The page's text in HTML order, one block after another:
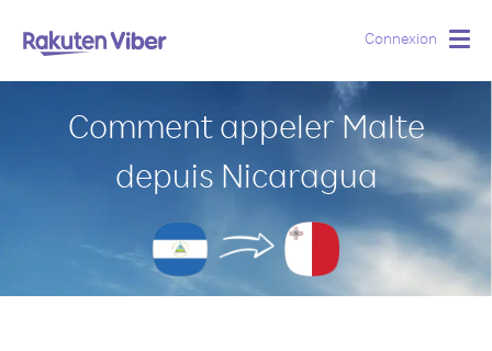
Connexion
Comment appeler Malte
depuis Nicaragua